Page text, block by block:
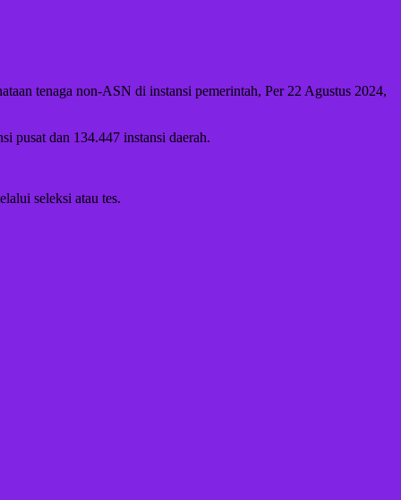
tenaga non-ASN di instansi pemerintah, Per 22 Agustus 2024,
pusat dan 134.447 instansi daerah.
seleksi atau tes.